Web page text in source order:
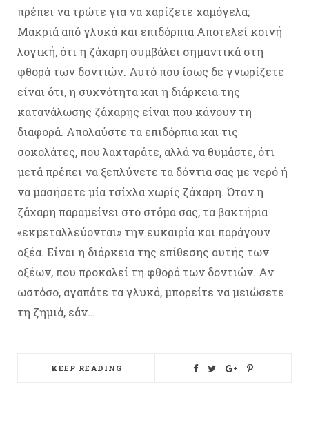
πρέπει να τρώτε για να χαρίζετε χαμόγελα;
Μακριά από γλυκά και επιδόρπια Αποτελεί κοινή
λογική, ότι η ζάχαρη συμβάλει σημαντικά στη
φθορά των δοντιών. Αυτό που ίσως δε γνωρίζετε
είναι ότι, η συχνότητα και η διάρκεια της
κατανάλωσης ζάχαρης είναι που κάνουν τη
διαφορά. Απολαύστε τα επιδόρπια και τις
σοκολάτες, που λαχταράτε, αλλά να θυμάστε, ότι
μετά πρέπει να ξεπλύνετε τα δόντια σας με νερό ή
να μασήσετε μία τσίχλα χωρίς ζάχαρη. Όταν η
ζάχαρη παραμείνει στο στόμα σας, τα βακτήρια
«εκμεταλλεύονται» την ευκαιρία και παράγουν
οξέα. Είναι η διάρκεια της επίθεσης αυτής των
οξέων, που προκαλεί τη φθορά των δοντιών. Αν
ωστόσο, αγαπάτε τα γλυκά, μπορείτε να μειώσετε
τη ζημιά, εάν…
KEEP READING